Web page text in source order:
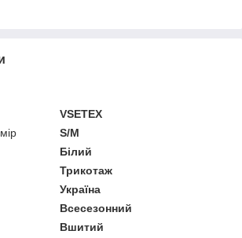
VSETEX
S/M
Білий
Трикотаж
Україна
Всесезонний
Вшитий